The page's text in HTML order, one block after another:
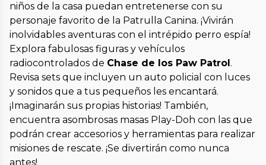
niños de la casa puedan entretenerse con su
personaje favorito de la Patrulla Canina. ¡Vivirán
inolvidables aventuras con el intrépido perro espía!
Explora fabulosas figuras y vehículos
radiocontrolados de Chase de los Paw Patrol.
Revisa sets que incluyen un auto policial con luces
y sonidos que a tus pequeños les encantará.
¡Imaginarán sus propias historias! También,
encuentra asombrosas masas Play-Doh con las que
podrán crear accesorios y herramientas para realizar
misiones de rescate. ¡Se divertirán como nunca
antes!